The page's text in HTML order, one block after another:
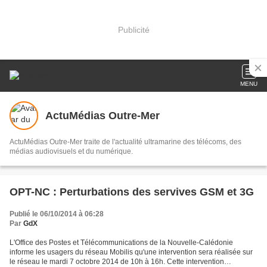
Publicité
MENU
ActuMédias Outre-Mer
ActuMédias Outre-Mer traite de l'actualité ultramarine des télécoms, des
médias audiovisuels et du numérique.
OPT-NC : Perturbations des servives GSM et 3G
Publié le 06/10/2014 à 06:28
Par GdX
L'Office des Postes et Télécommunications de la Nouvelle-Calédonie
informe les usagers du réseau Mobilis qu'une intervention sera réalisée sur
le réseau le mardi 7 octobre 2014 de 10h à 16h. Cette intervention